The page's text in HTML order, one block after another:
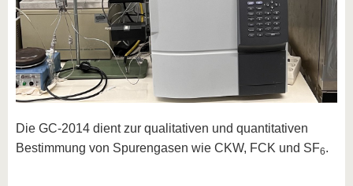
Die GC-2014 dient zur qualitativen und quantitativen
Bestimmung von Spurengasen wie CKW, FCK und SF6.